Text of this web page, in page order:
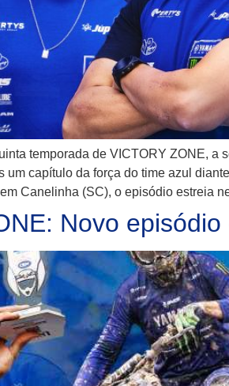
temporada de VICTORY ZONE,
um capítulo da força do time azul
Canelinha (SC), o episódio estreia
Novo